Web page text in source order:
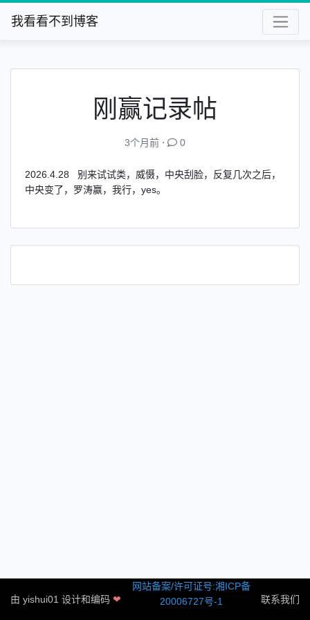
我看看不到博客
刚赢记录帖
3个月前 ⋅ 0
2026.4.28 别来试试类，威慑，中央刮脸，反复几次之后，
中央变了，罗涛赢，我行，yes。
由 yishui01 设计和编码 ❤ 联系我们
网站备案/许可证号:湘ICP备
20006727号-1